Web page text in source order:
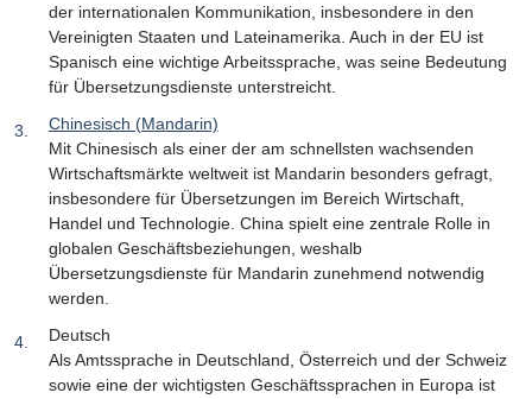
der internationalen Kommunikation, insbesondere in den
Vereinigten Staaten und Lateinamerika. Auch in der EU ist
Spanisch eine wichtige Arbeitssprache, was seine Bedeutung
für Übersetzungsdienste unterstreicht.
Chinesisch (Mandarin)
Mit Chinesisch als einer der am schnellsten wachsenden
Wirtschaftsmärkte weltweit ist Mandarin besonders gefragt,
insbesondere für Übersetzungen im Bereich Wirtschaft,
Handel und Technologie. China spielt eine zentrale Rolle in
globalen Geschäftsbeziehungen, weshalb
Übersetzungsdienste für Mandarin zunehmend notwendig
werden.
Deutsch
Als Amtssprache in Deutschland, Österreich und der Schweiz
sowie eine der wichtigsten Geschäftssprachen in Europa ist